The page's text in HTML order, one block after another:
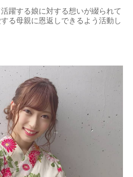
躍する娘に対する想いが綴られて
る母親に恩返しできるよう活動し